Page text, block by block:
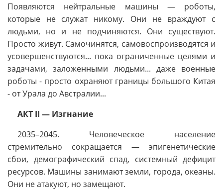
Появляются нейтральные машины — роботы,
которые не служат никому. Они не враждуют с
людьми, но и не подчиняются. Они существуют.
Просто живут. Самочинятся, самовоcпроизводятся и
усовершенствуются... пока ограниченные целями и
задачами, заложенными людьми... даже военные
роботы - просто охраняют границы большого Китая
- от Урала до Австралии...
АКТ II — Изгнание
2035–2045. Человеческое население
стремительно сокращается — эпигенетические
сбои, демографический спад, системный дефицит
ресурсов. Машины занимают земли, города, океаны.
Они не атакуют, но замещают.